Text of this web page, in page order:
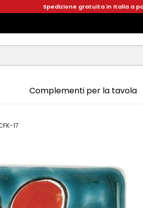
Spedizione gratuita in Italia a
Complementi per la tavola
17